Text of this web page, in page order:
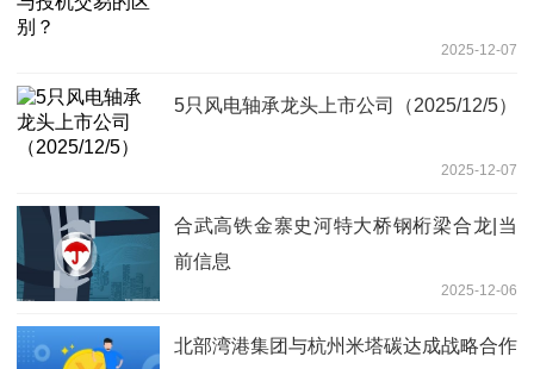
2025-12-07
5只风电轴承龙头上市公司（2025/12/5）
2025-12-07
合武高铁金寨史河特大桥钢桁梁合龙|当
前信息
2025-12-06
北部湾港集团与杭州米塔碳达成战略合作